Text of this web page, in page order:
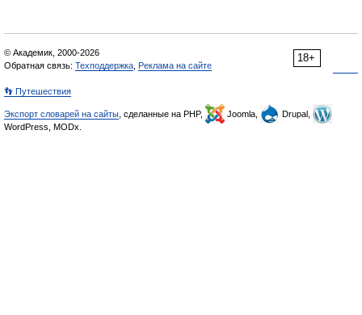
18+
© Академик, 2000-2026
Обратная связь: Техподдержка Реклама на сайте
👣 Путешествия
Экспорт словарей на сайты , сделанные на PHP, Joomla,
Drupal,
WordPress, MODx.